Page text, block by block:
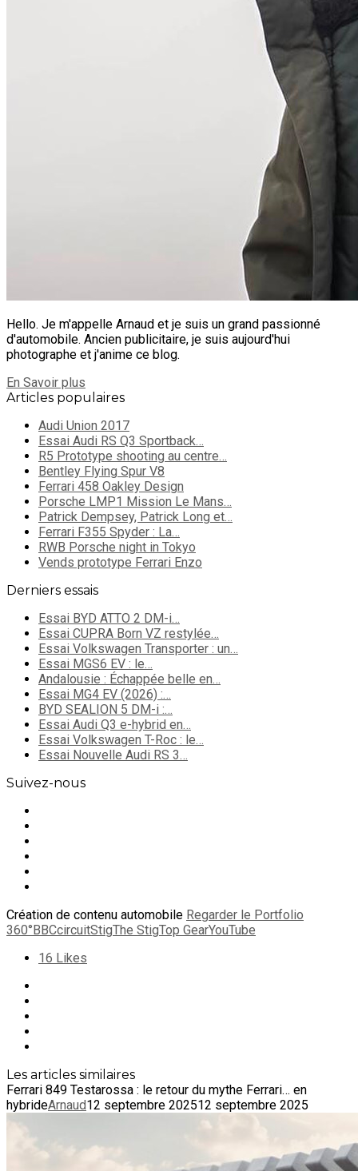
Hello. Je m'appelle Arnaud et je suis un grand passionné
d'automobile. Ancien publicitaire, je suis aujourd'hui
photographe et j'anime ce blog.
En Savoir plus
Articles populaires
Audi Union 2017
Essai Audi RS Q3 Sportback…
R5 Prototype shooting au centre…
Bentley Flying Spur V8
Ferrari 458 Oakley Design
Porsche LMP1 Mission Le Mans…
Patrick Dempsey, Patrick Long et…
Ferrari F355 Spyder : La…
RWB Porsche night in Tokyo
Vends prototype Ferrari Enzo
Derniers essais
Essai BYD ATTO 2 DM-i…
Essai CUPRA Born VZ restylée…
Essai Volkswagen Transporter : un…
Essai MGS6 EV : le…
Andalousie : Échappée belle en…
Essai MG4 EV (2026) :…
BYD SEALION 5 DM-i :…
Essai Audi Q3 e-hybrid en…
Essai Volkswagen T-Roc : le…
Essai Nouvelle Audi RS 3…
Suivez-nous
Création de contenu automobile Regarder le Portfolio
360°BBCcircuitStigThe StigTop GearYouTube
16 Likes
Les articles similaires
Ferrari 849 Testarossa : le retour du mythe Ferrari… en
hybrideArnaud12 septembre 202512 septembre 2025